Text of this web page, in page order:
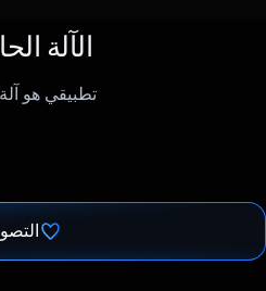
الآلة
تطبيقي هو